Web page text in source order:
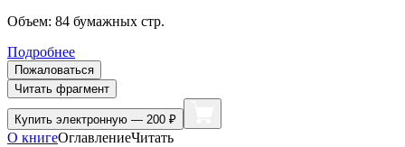
Объем: 84 бумажных стр.
Подробнее
Пожаловаться
Читать фрагмент
Купить электронную — 200 ₽
О книгеОглавлениеЧитать